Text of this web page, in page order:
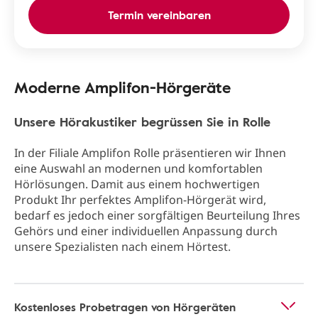
Termin vereinbaren
Moderne Amplifon-Hörgeräte
Unsere Hörakustiker begrüssen Sie in Rolle
In der Filiale Amplifon Rolle präsentieren wir Ihnen
eine Auswahl an modernen und komfortablen
Hörlösungen. Damit aus einem hochwertigen
Produkt Ihr perfektes Amplifon-Hörgerät wird,
bedarf es jedoch einer sorgfältigen Beurteilung Ihres
Gehörs und einer individuellen Anpassung durch
unsere Spezialisten nach einem Hörtest.
Kostenloses Probetragen von Hörgeräten